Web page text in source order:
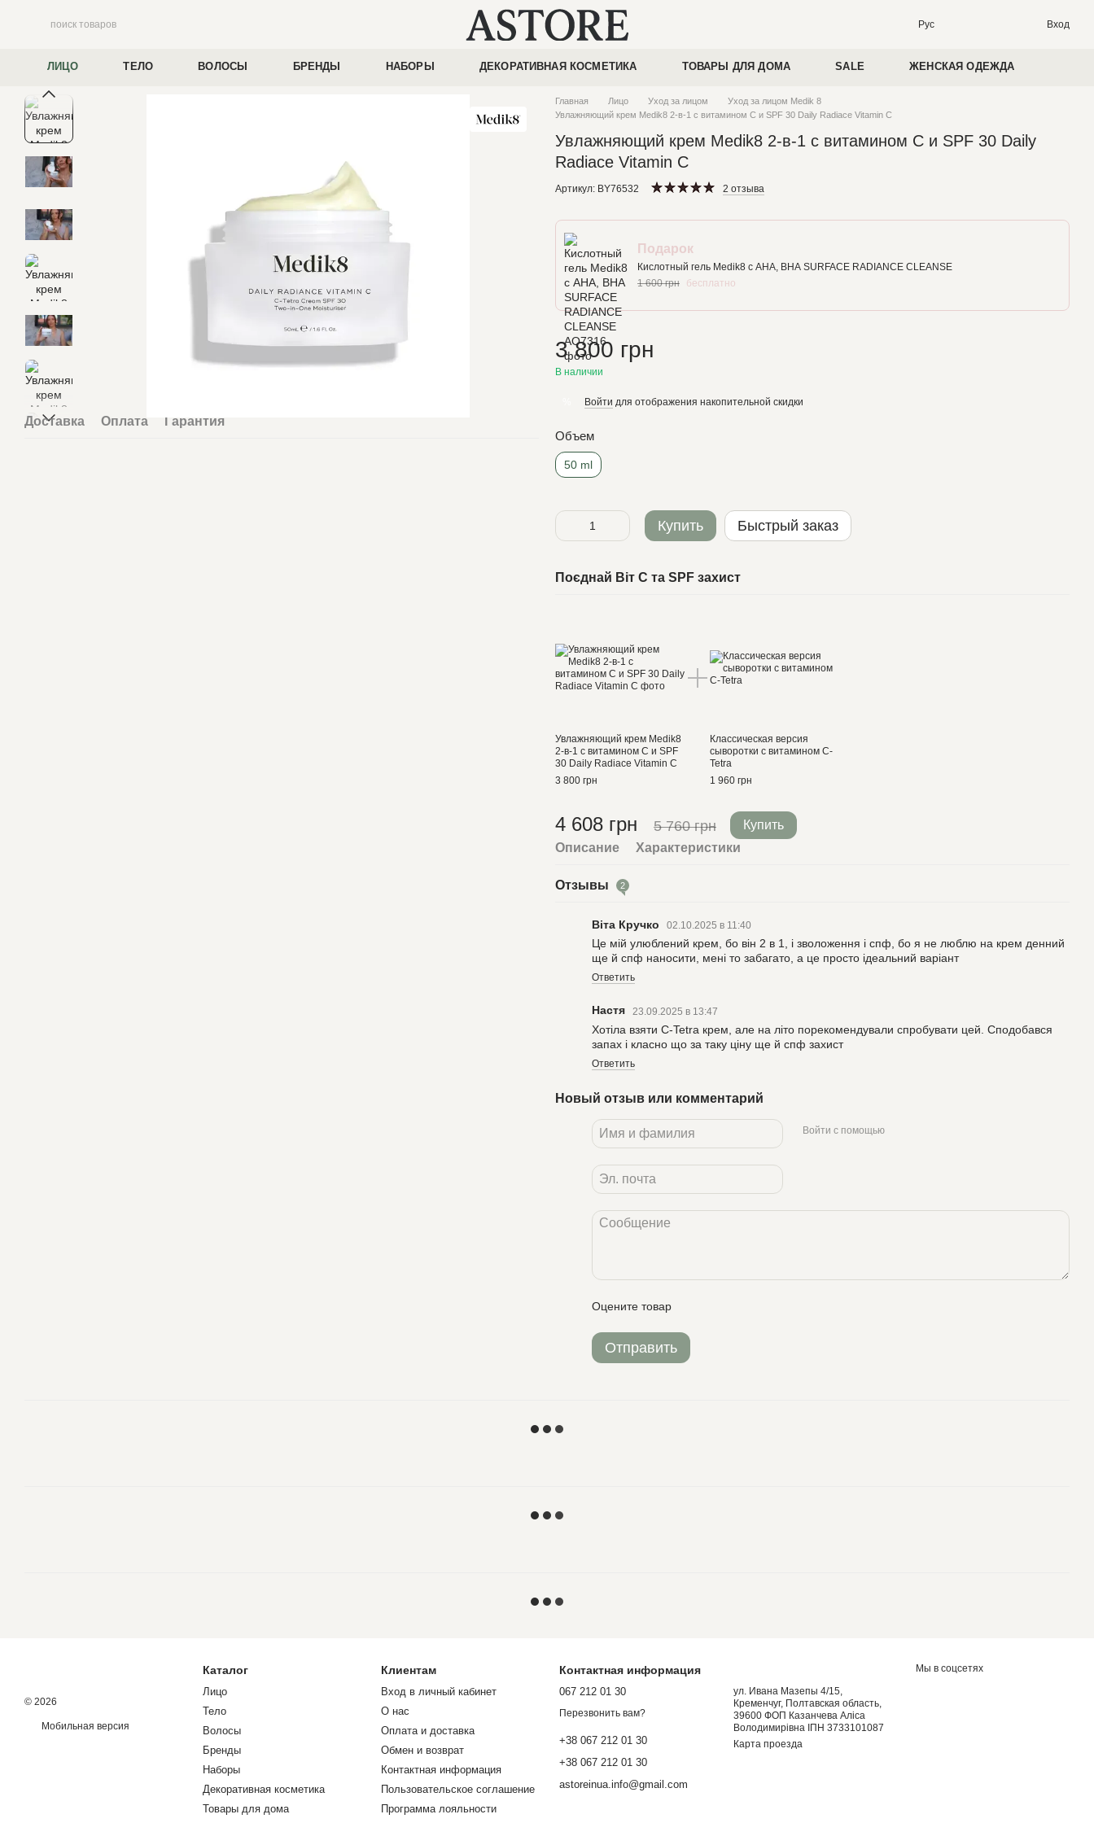
Рус Вход
ЛИЦО ТЕЛО ВОЛОСЫ БРЕНДЫ НАБОРЫ ДЕКОРАТИВНАЯ КОСМЕТИКА ТОВАРЫ ДЛЯ ДОМА SALE ЖЕНСКАЯ ОДЕЖДА
Доставка Оплата Гарантия
Главная Лицо Уход за лицом
Уход за лицом Medik 8
Увлажняющий крем Medik8 2-в-1 с витамином С и SPF 30 Daily Radiace Vitamin C
Увлажняющий крем Medik8 2-в-1 с витамином С и SPF 30 Daily
Radiace Vitamin C
Артикул: BY76532 2 отзыва
Подарок
Кислотный гель Medik8 с АНА, ВНА SURFACE RADIANCE CLEANSE
1 600 грн
бесплатно
3 800 грн
В наличии
Войти для отображения накопительной скидки
Объем
50 ml
Купить Быстрый заказ
Поєднай Віт С та SPF захист
Увлажняющий крем Medik8
2-в-1 с витамином С и SPF
30 Daily Radiace Vitamin C
3 800 грн
Классическая версия
сыворотки с витамином C-
Tetra
1 960 грн
4 608 грн 5 760 грн
Купить
Описание
Характеристики
Отзывы 2
Віта Кручко 02.10.2025 в 11:40
Це мій улюблений крем, бо він 2 в 1, і зволоження і спф, бо я не люблю на крем денний
ще й спф наносити, мені то забагато, а це просто ідеальний варіант
Ответить
Настя 23.09.2025 в 13:47
Хотіла взяти C-Tetra крем, але на літо порекомендували спробувати цей. Сподобався
запах і класно що за таку ціну ще й спф захист
Ответить
Новый отзыв или комментарий
Войти с помощью
Оцените товар
Отправить
© 2026
Мобильная версия
Каталог
Лицо
Тело
Волосы
Бренды
Наборы
Декоративная косметика
Товары для дома
Клиентам
Вход в личный кабинет
О нас
Оплата и доставка
Обмен и возврат
Контактная информация
Пользовательское соглашение
Программа лояльности
Контактная информация
067 212 01 30
Перезвонить вам?
+38 067 212 01 30
+38 067 212 01 30
astoreinua.info@gmail.com
ул. Ивана Мазепы 4/15,
Кременчуг, Полтавская область,
39600 ФОП Казанчева Аліса
Володимирівна ІПН 3733101087
Карта проезда
Мы в соцсетях